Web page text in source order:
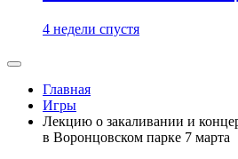
4 недели спустя
Главная
Игры
Лекцию о закаливании и
в Воронцовском парке 7 марта